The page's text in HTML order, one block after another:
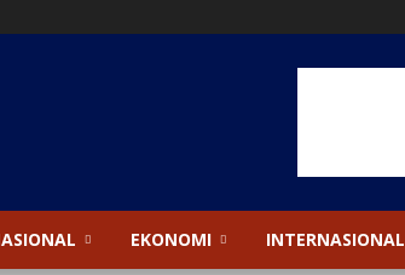
EKONOMI INTERNASIONAL